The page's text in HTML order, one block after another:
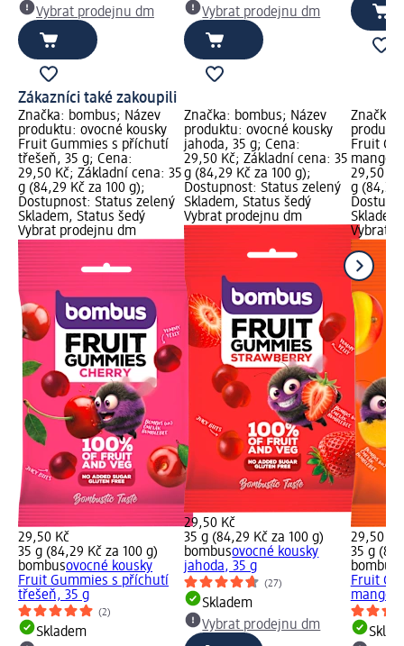
Vybrat prodejnu dm
Vybrat prodejnu dm
Zákazníci také zakoupili
Značka: bombus; Název
produktu: ovocné kousky
Fruit Gummies s příchutí
třešeň, 35 g; Cena:
29,50 Kč; Základní cena: 35
g (84,29 Kč za 100 g);
Dostupnost: Status zelený
Skladem, Status šedý
Vybrat prodejnu dm
29,50 Kč
35 g (84,29 Kč za 100 g)
bombusovocné kousky
Fruit Gummies s příchutí
třešeň, 35 g
(2)
Skladem
Značka: bombus; Název
produktu: ovocné kousky
jahoda, 35 g; Cena:
29,50 Kč; Základní cena: 35
g (84,29 Kč za 100 g);
Dostupnost: Status zelený
Skladem, Status šedý
Vybrat prodejnu dm
29,50 Kč
35 g (84,29 Kč za 100 g)
bombusovocné kousky
jahoda, 35 g
(27)
Skladem
Vybrat prodejnu dm
Značka:
Fruit
mango,
29,50
g (84,29
Vybrat
29,50 Kč
35 g
bombus
Fruit
mango,